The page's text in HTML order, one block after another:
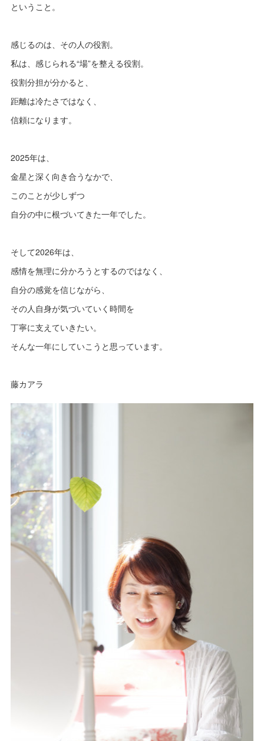
ということ。
感じるのは、その人の役割。
私は、感じられる“場”を整える役割。
役割分担が分かると、
距離は冷たさではなく、
信頼になります。
2025年は、
金星と深く向き合うなかで、
このことが少しずつ
自分の中に根づいてきた一年でした。
そして2026年は、
感情を無理に分かろうとするのではなく、
自分の感覚を信じながら、
その人自身が気づいていく時間を
丁寧に支えていきたい。
そんな一年にしていこうと思っています。
藤カアラ